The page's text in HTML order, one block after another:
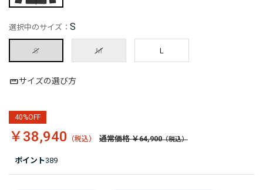
ポイント389
選択中のサイズ： S
S M L
サイズの選び方
40%OFF
￥38,940 通常価格 ￥64,900